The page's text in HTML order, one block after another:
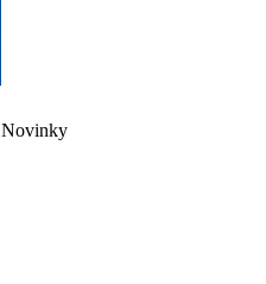
Novinky